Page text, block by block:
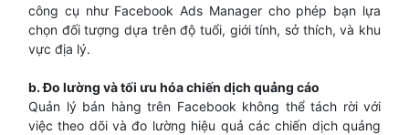
công cụ như Facebook Ads Manager cho phép bạn lựa
chọn đối tượng dựa trên độ tuổi, giới tính, sở thích, và khu
vực địa lý.
b. Đo lường và tối ưu hóa chiến dịch quảng cáo
Quản lý bán hàng trên Facebook không thể tách rời với
việc theo dõi và đo lường hiệu quả các chiến dịch quảng